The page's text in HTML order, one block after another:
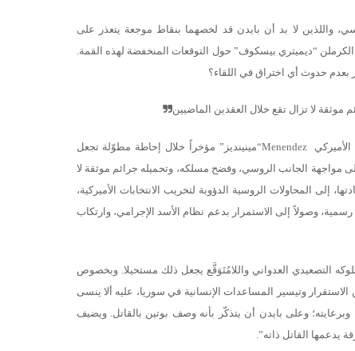
واللذين لا بد أن بايدن قد لخصهما بنقاط موجعة يتعذر على
الكرملن “ديميتري بيسكوف” حول التوقعات المنخفضة لهذه القمة.
بعدم حدوث أي اختراق في اللقاء؟
لا تزال تقع خلال العقدين الماضيين
Menendez“مينينديز” مؤخراً خلال إحاطة مطوّلة تجعل
مواجهة الجانب الروسي، وفضح مسلكه، وتحميله جرائم موثقة لا
المحاولات الروسية الدؤوبة لتخريب الانتخابات الأميركية،
وصولاً إلى الاستمرار بدعم نظام الأسد الإجرامي، وارتكاب
التصعيدي العدواني واللامُتَوَقَّع يجعل ذلك مستحيلا. وبخصوص
وتيسير المساعدات الإنسانية في سوريا، عليه ألا ينسى
وعلى بايدن أن يتذكّر بأنه وصف بوتين بالقاتل. ويضيف
يدعمها القاتل ذاته”.